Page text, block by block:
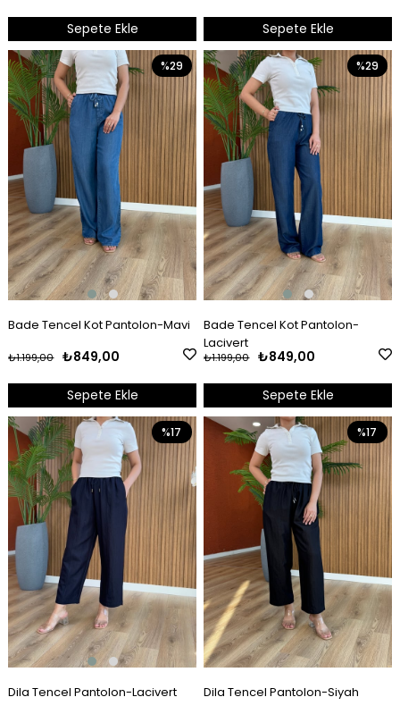
Sepete Ekle Sepete Ekle
Bade Tencel Kot Pantolon-Mavi
₺849,00
₺1.199,00
Sepete Ekle
%29
Bade Tencel Kot Pantolon-
Lacivert
₺849,00
₺1.199,00
Sepete Ekle
%29
Dila Tencel Pantolon-Lacivert
%17
Dila Tencel Pantolon-Siyah
%17